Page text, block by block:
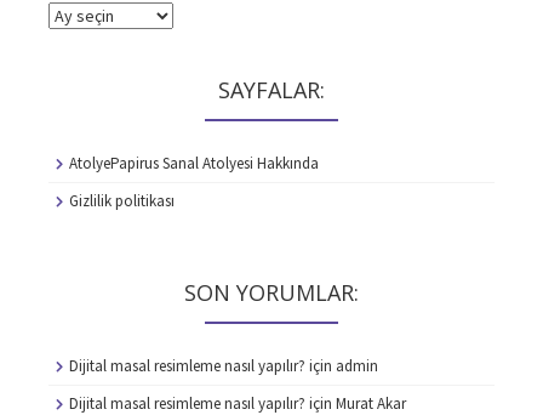
ARŞİVLER
SAYFALAR:
AtolyePapirus Sanal Atolyesi Hakkında
Gizlilik politikası
SON YORUMLAR:
Dijital masal resimleme nasıl yapılır? için admin
Dijital masal resimleme nasıl yapılır? için Murat Akar